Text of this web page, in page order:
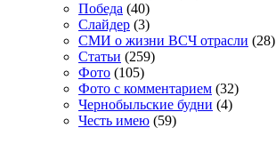
Победа (40)
Слайдер (3)
СМИ о жизни ВСЧ отрасли (28)
Статьи (259)
Фото (105)
Фото с комментарием (32)
Чернобыльские будни (4)
Честь имею (59)